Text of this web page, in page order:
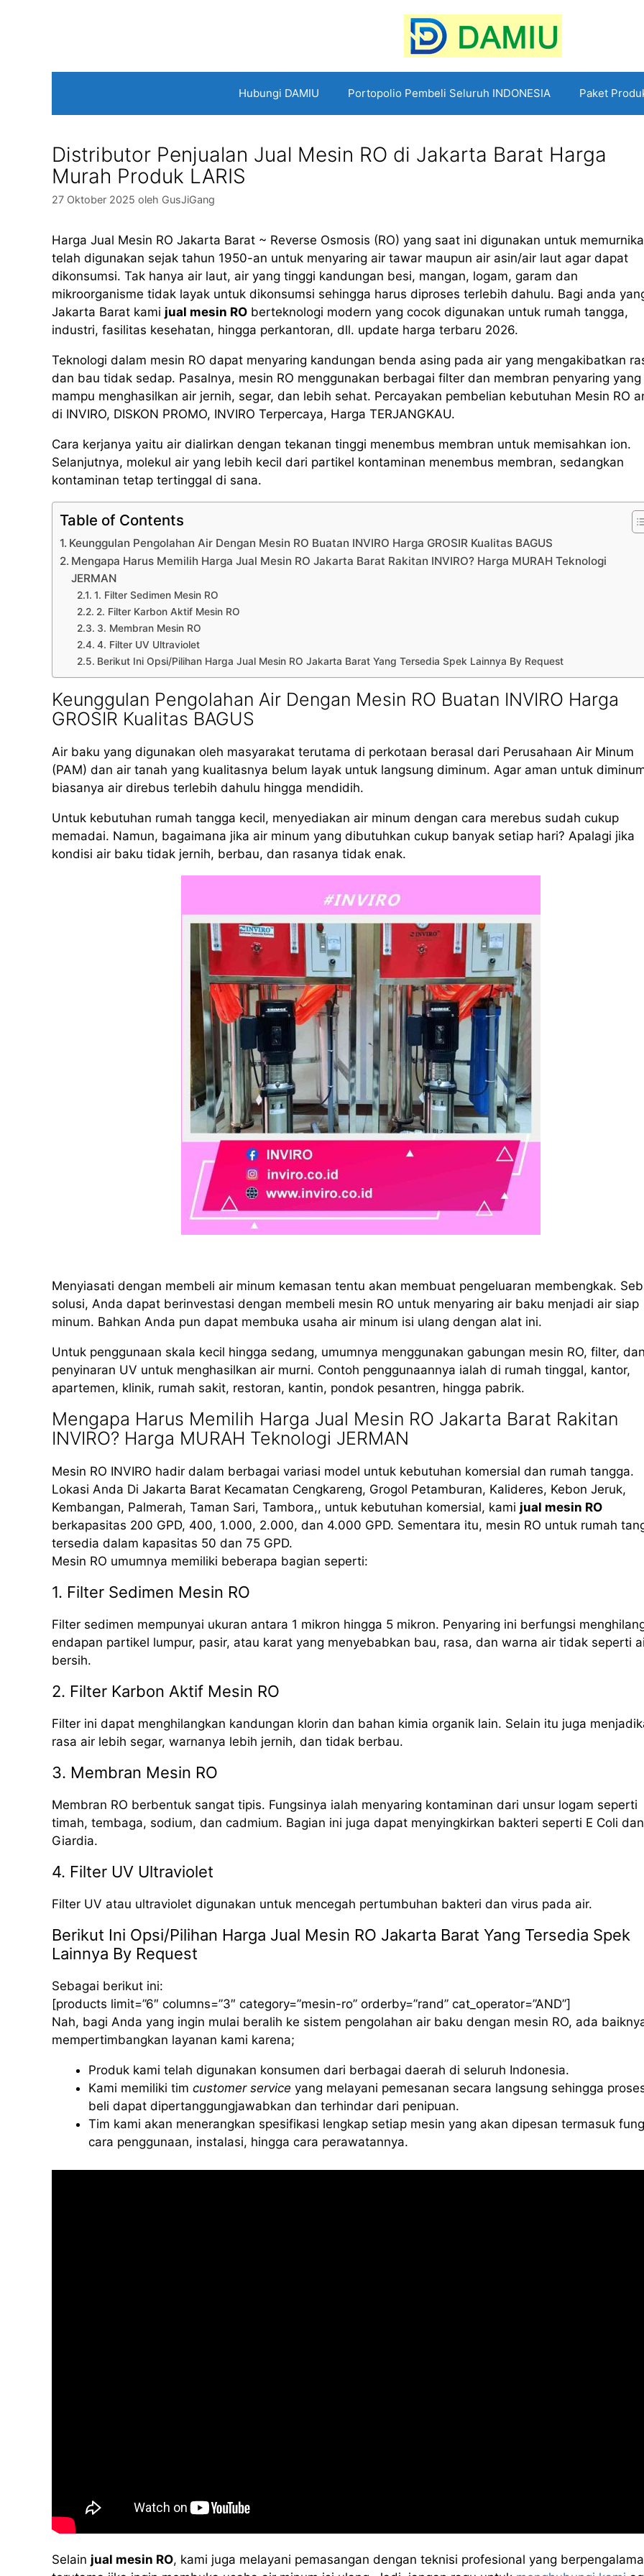
Hubungi DAMIU Portopolio Pembeli Seluruh INDONESIA Paket
Distributor Penjualan Jual Mesin RO di Jakarta Barat Harga
Murah Produk LARIS
27 Oktober 2025 oleh GusJiGang
Harga Jual Mesin RO Jakarta Barat ~ Reverse Osmosis (RO) yang saat ini digunakan untuk
telah digunakan sejak tahun 1950-an untuk menyaring air tawar maupun air asin/air laut agar dapat
dikonsumsi. Tak hanya air laut, air yang tinggi kandungan besi, mangan, logam, garam dan
mikroorganisme tidak layak untuk dikonsumsi sehingga harus diproses terlebih dahulu. Bagi anda
Jakarta Barat kami jual mesin RO berteknologi modern yang cocok digunakan untuk rumah tangga,
industri, fasilitas kesehatan, hingga perkantoran, dll. update harga terbaru 2026.
Teknologi dalam mesin RO dapat menyaring kandungan benda asing pada air yang mengakibatkan
dan bau tidak sedap. Pasalnya, mesin RO menggunakan berbagai filter dan membran penyaring yang
mampu menghasilkan air jernih, segar, dan lebih sehat. Percayakan pembelian kebutuhan Mesin RO
di INVIRO, DISKON PROMO, INVIRO Terpercaya, Harga TERJANGKAU.
Cara kerjanya yaitu air dialirkan dengan tekanan tinggi menembus membran untuk memisahkan ion.
Selanjutnya, molekul air yang lebih kecil dari partikel kontaminan menembus membran, sedangkan
kontaminan tetap tertinggal di sana.
Table of Contents
Keunggulan Pengolahan Air Dengan Mesin RO Buatan INVIRO Harga GROSIR Kualitas BAGUS
Mengapa Harus Memilih Harga Jual Mesin RO Jakarta Barat Rakitan INVIRO? Harga MURAH Teknologi
JERMAN
1. Filter Sedimen Mesin RO
2. Filter Karbon Aktif Mesin RO
3. Membran Mesin RO
4. Filter UV Ultraviolet
Berikut Ini Opsi/Pilihan Harga Jual Mesin RO Jakarta Barat Yang Tersedia Spek Lainnya By Request
Keunggulan Pengolahan Air Dengan Mesin RO Buatan INVIRO Harga
GROSIR Kualitas BAGUS
Air baku yang digunakan oleh masyarakat terutama di perkotaan berasal dari Perusahaan Air Minum
(PAM) dan air tanah yang kualitasnya belum layak untuk langsung diminum. Agar aman untuk
biasanya air direbus terlebih dahulu hingga mendidih.
Untuk kebutuhan rumah tangga kecil, menyediakan air minum dengan cara merebus sudah cukup
memadai. Namun, bagaimana jika air minum yang dibutuhkan cukup banyak setiap hari? Apalagi jika
kondisi air baku tidak jernih, berbau, dan rasanya tidak enak.
Menyiasati dengan membeli air minum kemasan tentu akan membuat pengeluaran membengkak.
solusi, Anda dapat berinvestasi dengan membeli mesin RO untuk menyaring air baku menjadi air siap
minum. Bahkan Anda pun dapat membuka usaha air minum isi ulang dengan alat ini.
Untuk penggunaan skala kecil hingga sedang, umumnya menggunakan gabungan mesin RO, filter,
penyinaran UV untuk menghasilkan air murni. Contoh penggunaannya ialah di rumah tinggal, kantor,
apartemen, klinik, rumah sakit, restoran, kantin, pondok pesantren, hingga pabrik.
Mengapa Harus Memilih Harga Jual Mesin RO Jakarta Barat Rakitan
INVIRO? Harga MURAH Teknologi JERMAN
Mesin RO INVIRO hadir dalam berbagai variasi model untuk kebutuhan komersial dan rumah tangga.
Lokasi Anda Di Jakarta Barat Kecamatan Cengkareng, Grogol Petamburan, Kalideres, Kebon Jeruk,
Kembangan, Palmerah, Taman Sari, Tambora,, untuk kebutuhan komersial, kami jual mesin RO
berkapasitas 200 GPD, 400, 1.000, 2.000, dan 4.000 GPD. Sementara itu, mesin RO untuk rumah
tersedia dalam kapasitas 50 dan 75 GPD.
Mesin RO umumnya memiliki beberapa bagian seperti:
1. Filter Sedimen Mesin RO
Filter sedimen mempunyai ukuran antara 1 mikron hingga 5 mikron. Penyaring ini berfungsi
endapan partikel lumpur, pasir, atau karat yang menyebabkan bau, rasa, dan warna air tidak seperti
bersih.
2. Filter Karbon Aktif Mesin RO
Filter ini dapat menghilangkan kandungan klorin dan bahan kimia organik lain. Selain itu juga
rasa air lebih segar, warnanya lebih jernih, dan tidak berbau.
3. Membran Mesin RO
Membran RO berbentuk sangat tipis. Fungsinya ialah menyaring kontaminan dari unsur logam seperti
timah, tembaga, sodium, dan cadmium. Bagian ini juga dapat menyingkirkan bakteri seperti E Coli dan
Giardia.
4. Filter UV Ultraviolet
Filter UV atau ultraviolet digunakan untuk mencegah pertumbuhan bakteri dan virus pada air.
Berikut Ini Opsi/Pilihan Harga Jual Mesin RO Jakarta Barat Yang Tersedia Spek
Lainnya By Request
Sebagai berikut ini:
[products limit=”6″ columns=”3″ category=”mesin-ro” orderby=”rand” cat_operator=”AND”]
Nah, bagi Anda yang ingin mulai beralih ke sistem pengolahan air baku dengan mesin RO, ada
mempertimbangkan layanan kami karena;
Produk kami telah digunakan konsumen dari berbagai daerah di seluruh Indonesia.
Kami memiliki tim customer service yang melayani pemesanan secara langsung sehingga
beli dapat dipertanggungjawabkan dan terhindar dari penipuan.
Tim kami akan menerangkan spesifikasi lengkap setiap mesin yang akan dipesan termasuk
cara penggunaan, instalasi, hingga cara perawatannya.
Selain jual mesin RO, kami juga melayani pemasangan dengan teknisi profesional yang